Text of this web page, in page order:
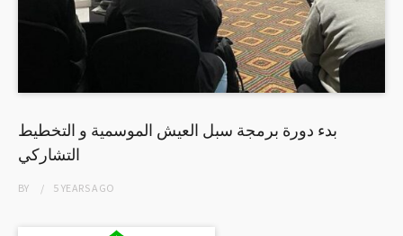
بدء دورة برمجة سبل العيش الموسمية و التخطيط
التشاركي
BY 5 YEARSAGO